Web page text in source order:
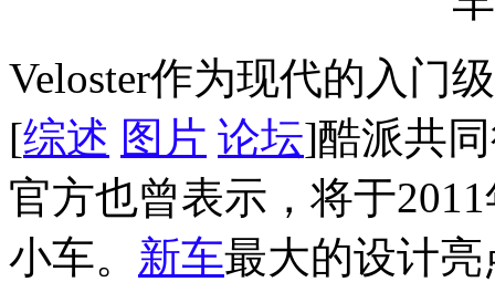
Veloster作为现代的入门
[综述 图片 论坛]酷派共
官方也曾表示，将于
小车。 新车最大的设计